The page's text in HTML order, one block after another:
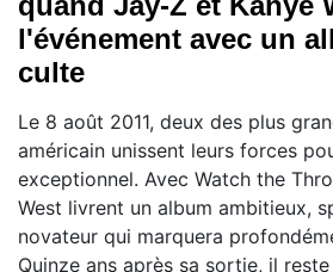
l'événement avec un
culte
Le 8 août 2011, deux des plus
américain unissent leurs forces
exceptionnel. Avec Watch the
West livrent un album ambitieux,
novateur qui marquera
Quinze ans après sa sortie, il